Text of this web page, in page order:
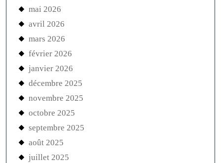
mai 2026
avril 2026
mars 2026
février 2026
janvier 2026
décembre 2025
novembre 2025
octobre 2025
septembre 2025
août 2025
juillet 2025